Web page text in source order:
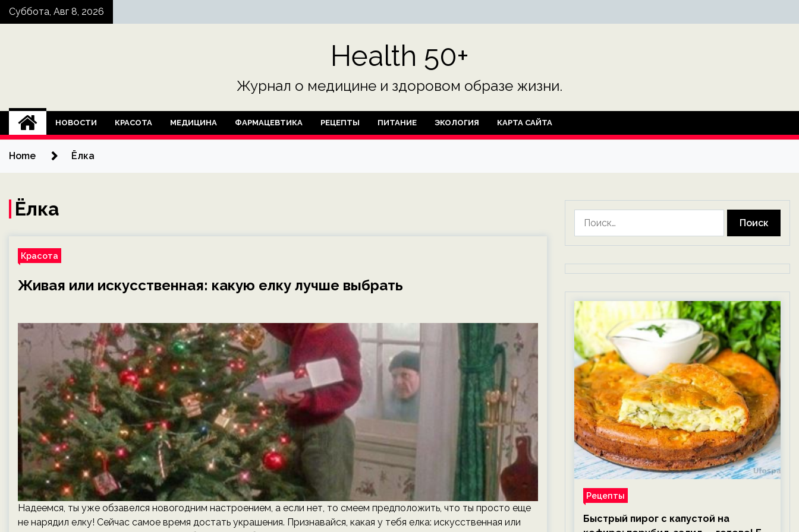
SkipСуббота, Авг 8, 2026
Health 50+
Журнал о медицине и здоровом образе жизни.
НОВОСТИ КРАСОТА МЕДИЦИНА ФАРМАЦЕВТИКА РЕЦЕПТЫ ПИТАНИЕ ЭКОЛОГИЯ КАРТА САЙТА
Home Ёлка
Ёлка
Красота
Живая или искусственная: какую елку лучше выбрать
Надеемся, ты уже обзавелся новогодним настроением, а если нет, то смеем предположить, что ты просто еще
не нарядил елку! Сейчас самое время достать украшения. Признавайся, какая у тебя елка: искусственная или
Рецепты
Быстрый пирог с капустой на